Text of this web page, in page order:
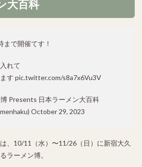
大百科
まで開催てす！
れて
す pic.twitter.com/s8a7x6Vu3V
Presents 日本ラーメン大百科
October 29, 2023
、10/11（水）〜11/26（日）に新宿大久
ラーメン博。